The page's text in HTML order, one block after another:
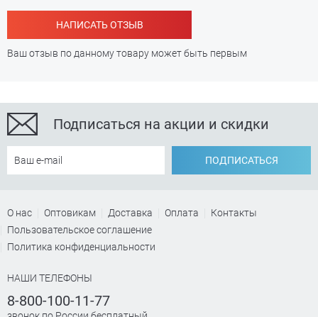
НАПИСАТЬ ОТЗЫВ
Ваш отзыв по данному товару может быть первым
Подписаться на акции и скидки
ПОДПИСАТЬСЯ
О нас Оптовикам Доставка Оплата
Контакты
Пользовательское соглашение
Политика конфиденциальности
НАШИ ТЕЛЕФОНЫ
8-800-100-11-77